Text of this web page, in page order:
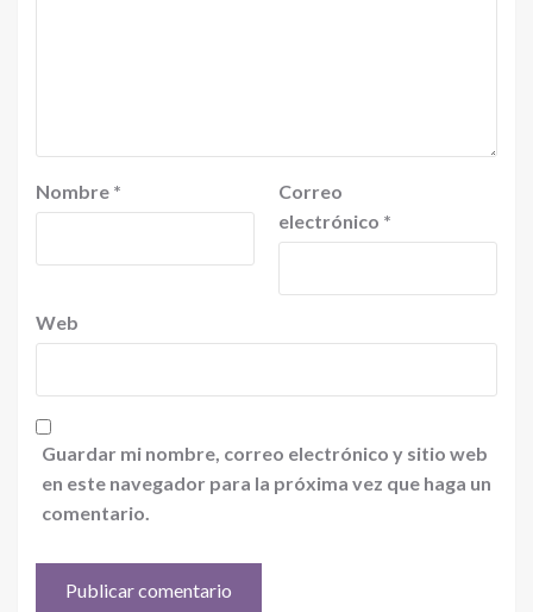
Nombre *
Correo
electrónico *
Web
Guardar mi nombre, correo electrónico y sitio web
en este navegador para la próxima vez que haga un
comentario.